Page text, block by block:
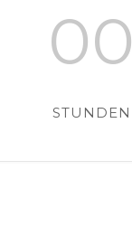
00
STUNDEN